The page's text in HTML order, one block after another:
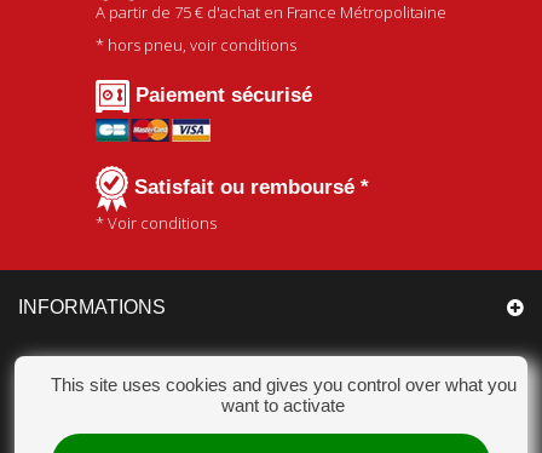
A partir de 75 € d'achat en France Métropolitaine
* hors pneu, voir conditions
Paiement sécurisé
Satisfait ou remboursé *
* Voir conditions
INFORMATIONS
CATÉGORIES
MON COMPTE
This site uses cookies and gives you control over what you
want to activate